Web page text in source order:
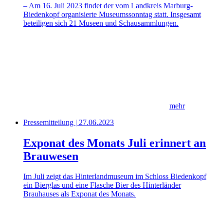
– Am 16. Juli 2023 findet der vom Landkreis Marburg-
Biedenkopf organisierte Museumssonntag statt. Insgesamt
beteiligen sich 21 Museen und Schausammlungen.
mehr
Pressemitteilung | 27.06.2023
Exponat des Monats Juli erinnert an
Brauwesen
Im Juli zeigt das Hinterlandmuseum im Schloss Biedenkopf
ein Bierglas und eine Flasche Bier des Hinterländer
Brauhauses als Exponat des Monats.